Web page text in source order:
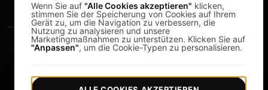
Wenn Sie auf "Alle Cookies akzeptieren" klicken,
stimmen Sie der Speicherung von Cookies auf Ihrem
Gerät zu, um die Navigation zu verbessern, die
Nutzung zu analysieren und unsere
Marketingmaßnahmen zu unterstützen. Klicken Sie auf
"Anpassen", um die Cookie-Typen zu personalisieren.